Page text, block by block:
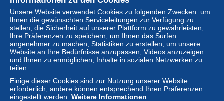
± 68,20 $
Status Gewerblicher Händler
Neu
Unsere Website verwendet Cookies zu folgenden Zwecken: um
Ihnen die gewünschten Serviceleitungen zur Verfügung zu
stellen, die Sicherheit auf unserer Plattform zu gewährleisten,
Ihre Präferenzen zu speichern, um Ihnen das Surfen
angenehmer zu machen, Statistiken zu erstellen, um unsere
Website an Ihre Bedürfnisse anzupassen, Videos anzuzeigen
und Ihnen zu ermöglichen, Inhalte in sozialen Netzwerken zu
teilen.
Einige dieser Cookies sind zur Nutzung unserer Website
erforderlich, andere können entsprechend Ihren Präferenzen
eingestellt werden. Weitere Informationen